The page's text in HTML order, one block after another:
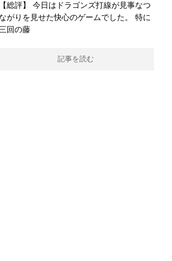
【総評】 今日はドラゴンズ打線が見事なつ
がりを見せた快心のゲームでした。 特に
回の藤
記事を読む